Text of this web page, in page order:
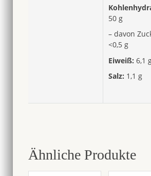
50 g
– davon
<0,5 g
Eiweiß: 6,1
Salz: 1,1 g
Ähnliche Produkte